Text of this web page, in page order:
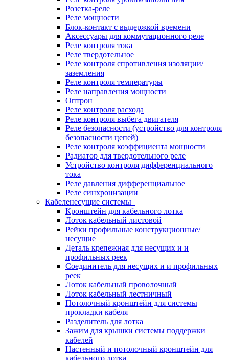
Розетка-реле
Реле мощности
Блок-контакт с выдержкой времени
Аксессуары для коммутационного реле
Реле контроля тока
Реле твердотельное
Реле контроля спротивления изоляции/
заземления
Реле контроля температуры
Реле направления мощности
Оптрон
Реле контроля расхода
Реле контроля выбега двигателя
Реле безопасности (устройство для контроля
безопасности цепей)
Реле контроля коэффициента мощности
Радиатор для твердотельного реле
Устройство контроля дифференциального
тока
Реле давления дифференциальное
Реле синхронизации
Кабеленесущие системы
Кронштейн для кабельного лотка
Лоток кабельный листовой
Рейки профильные конструкционные/
несущие
Деталь крепежная для несущих и и
профильных реек
Соединитель для несущих и и профильных
реек
Лоток кабельный проволочный
Лоток кабельный лестничный
Потолочный кронштейн для системы
прокладки кабеля
Разделитель для лотка
Зажим для крышки системы поддержки
кабелей
Настенный и потолочный кронштейн для
кабельного лотка